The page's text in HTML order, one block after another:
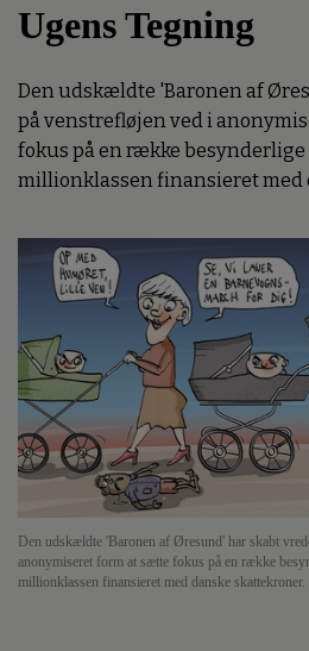
Ugens Tegning
Den udskældte 'Baronen af
på venstrefløjen ved i
fokus på en række
millionklassen finansieret med
Den udskældte 'Baronen af Øresund' har skabt
anonymiseret form at sætte fokus på en række
millionklassen finansieret med danske skattekroner.